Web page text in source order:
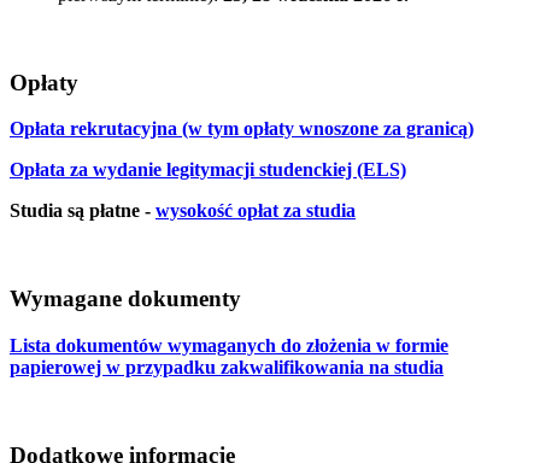
Opłaty
Opłata rekrutacyjna (w tym opłaty wnoszone za granicą)
Opłata za wydanie legitymacji studenckiej (ELS)
Studia są płatne - wysokość opłat za studia
Wymagane dokumenty
Lista dokumentów wymaganych do złożenia w formie
papierowej w przypadku zakwalifikowania na studia
Dodatkowe informacje